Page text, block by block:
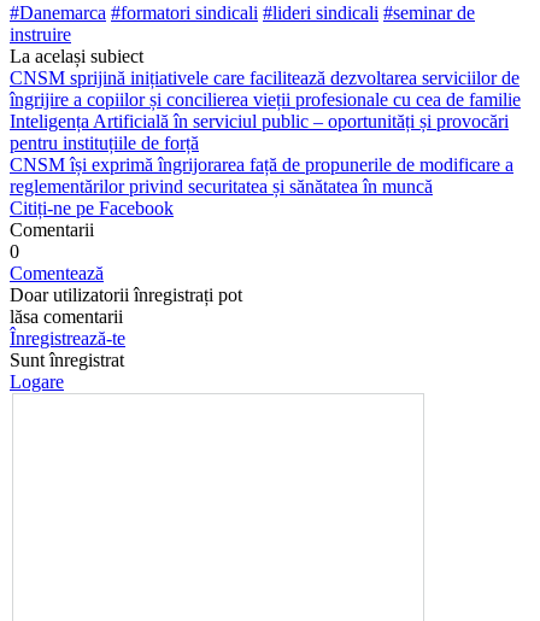
#Danemarca #formatori sindicali #lideri sindicali #seminar de
instruire
La același subiect
CNSM sprijină inițiativele care facilitează dezvoltarea serviciilor de
îngrijire a copiilor și concilierea vieții profesionale cu cea de familie
Inteligența Artificială în serviciul public – oportunități și provocări
pentru instituțiile de forță
CNSM își exprimă îngrijorarea față de propunerile de modificare a
reglementărilor privind securitatea și sănătatea în muncă
Citiți-ne pe Facebook
Comentarii
0
Comentează
Doar utilizatorii înregistrați pot
lăsa comentarii
Înregistrează-te
Sunt înregistrat
Logare